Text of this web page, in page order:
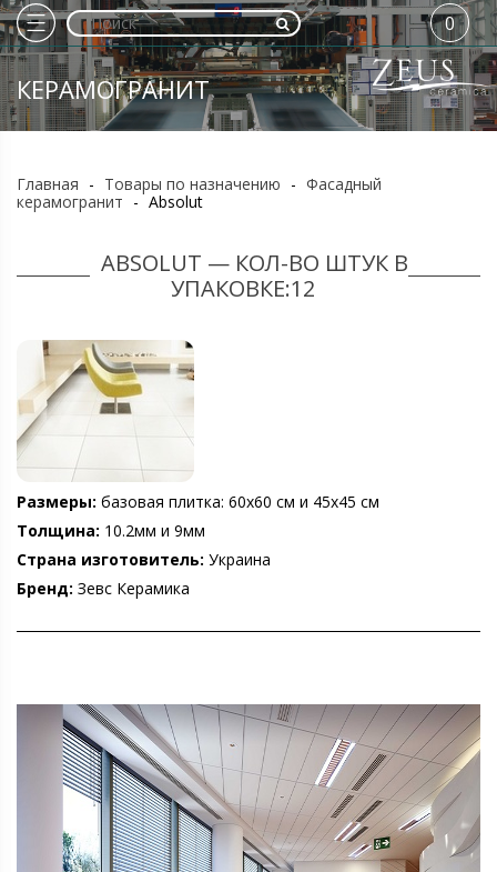
КЕРАМОГРАНИТ
0
Главная - Товары по назначению - Фасадный
керамогранит - Absolut
ABSOLUT — КОЛ-ВО ШТУК В
УПАКОВКЕ:12
Размеры: базовая плитка: 60х60 см и 45х45 см
Толщина: 10.2мм и 9мм
Страна изготовитель: Украина
Бренд: Зевс Керамика